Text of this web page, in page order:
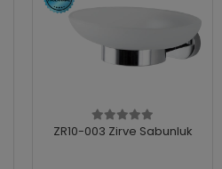
ZR10-003 Zirve Sabunluk